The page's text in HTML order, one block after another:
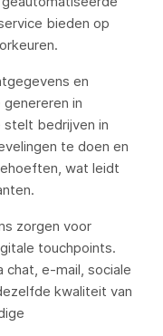
bieden op
en
in
bedrijven in
te doen en
wat leidt
zorgen voor
touchpoints.
chat, e-mail, sociale
kwaliteit van